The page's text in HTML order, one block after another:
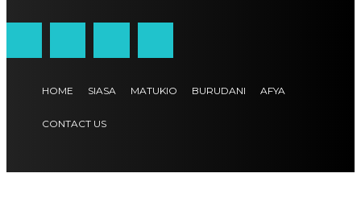
HOME SIASA MATUKIO BURUDANI AFYA
CONTACT US